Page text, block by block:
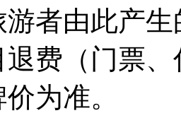
者由此产
退费（门票
为准。